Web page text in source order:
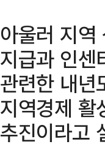
아울러 지역
지급과 인센
관련한 내년
지역경제 활
추진이라고